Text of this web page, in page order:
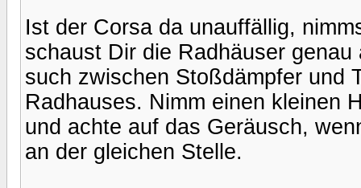
Ist der Corsa da unauffällig,
schaust Dir die Radhäuser
such zwischen Stoßdämpfer und
Radhauses. Nimm einen kleinen
und achte auf das Geräusch,
an der gleichen Stelle.